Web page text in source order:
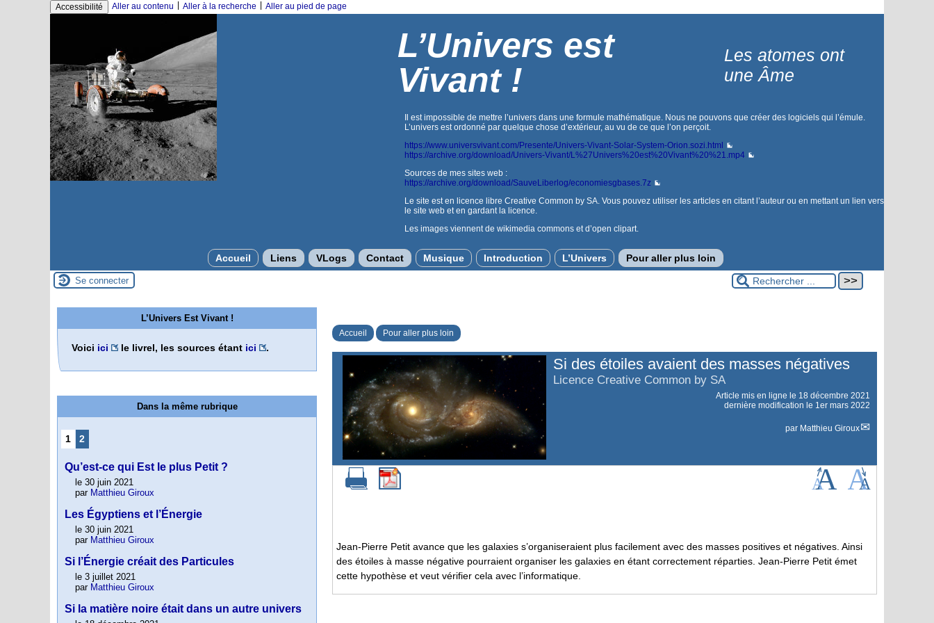
Accessibilité Aller au contenu Aller à la recherche Aller au pied de page
L’Univers est
Vivant !
Les atomes ont
une Âme
Il est impossible de mettre l’univers dans une formule mathématique. Nous ne pouvons que créer des logiciels qui l’émule.
L’univers est ordonné par quelque chose d’extérieur, au vu de ce que l’on perçoit.
https://www.universvivant.com/Presente/Univers-Vivant-Solar-System-Orion.sozi.html
https://archive.org/download/Univers-Vivant/L%27Univers%20est%20Vivant%20%21.mp4
Sources de mes sites web :
https://archive.org/download/SauveLiberlog/economiesgbases.7z
Le site est en licence libre Creative Common by SA. Vous pouvez utiliser les articles en citant l’auteur ou en mettant un lien vers
le site web et en gardant la licence.
Les images viennent de wikimedia commons et d’open clipart.
Accueil Liens VLogs Contact Musique Introduction L’Univers Pour aller plus loin
Se connecter
Accueil Pour aller plus loin
Si des étoiles avaient des masses négatives
Licence Creative Common by SA
Article mis en ligne le 18 décembre 2021
dernière modification le 1er mars 2022
par Matthieu Giroux
Jean-Pierre Petit avance que les galaxies s’organiseraient plus facilement avec des masses positives et négatives. Ainsi
des étoiles à masse négative pourraient organiser les galaxies en étant correctement réparties. Jean-Pierre Petit émet
cette hypothèse et veut vérifier cela avec l’informatique.
L’Univers Est Vivant !
Voici ici le livrel, les sources étant ici .
Dans la même rubrique
1 2
Qu’est-ce qui Est le plus Petit ?
le 30 juin 2021
par Matthieu Giroux
Les Égyptiens et l’Énergie
le 30 juin 2021
par Matthieu Giroux
Si l’Énergie créait des Particules
le 3 juillet 2021
par Matthieu Giroux
Si la matière noire était dans un autre univers